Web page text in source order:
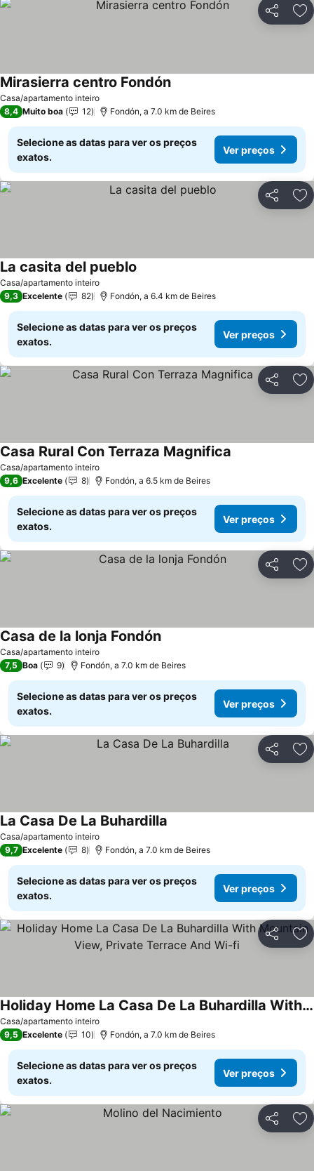
Partilhar
Casa/apartamento inteiro
Mirasierra centro Fondón
8,4 Muito boa 12 Fondón, a 7.0 km de Beires
Selecione as datas para ver os preços
exatos.
Ver preços
Partilhar
Casa/apartamento inteiro
La casita del pueblo
9,3 Excelente 82 Fondón, a 6.4 km de Beires
Selecione as datas para ver os preços
exatos.
Ver preços
Partilhar
Casa/apartamento inteiro
Casa Rural Con Terraza Magnifica
9,6 Excelente 8 Fondón, a 6.5 km de Beires
Selecione as datas para ver os preços
exatos.
Ver preços
Partilhar
Casa/apartamento inteiro
Casa de la lonja Fondón
7,5 Boa 9 Fondón, a 7.0 km de Beires
Selecione as datas para ver os preços
exatos.
Ver preços
Partilhar
Casa/apartamento inteiro
La Casa De La Buhardilla
9,7 Excelente 8 Fondón, a 7.0 km de Beires
Selecione as datas para ver os preços
exatos.
Ver preços
Partilhar
Casa/apartamento inteiro
Holiday Home La Casa De La Buhardilla With Mountain View, Private Terrace And Wi-fi
9,5 Excelente 10 Fondón, a 7.0 km de Beires
Selecione as datas para ver os preços
exatos.
Ver preços
Partilhar